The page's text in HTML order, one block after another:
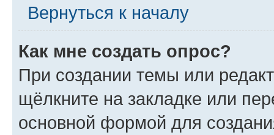
Вернуться к началу
Как мне создать опрос?
При создании темы или
щёлкните на закладке или
основной формой для